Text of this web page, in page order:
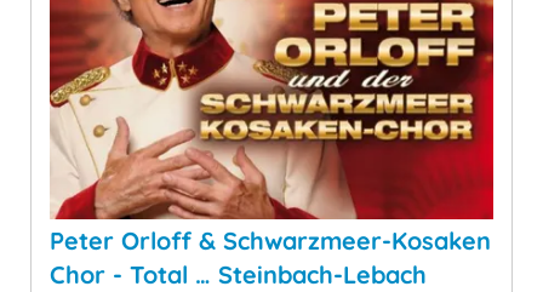
Peter Orloff & Schwarzmeer-Kosaken
Chor - Total … Steinbach-Lebach